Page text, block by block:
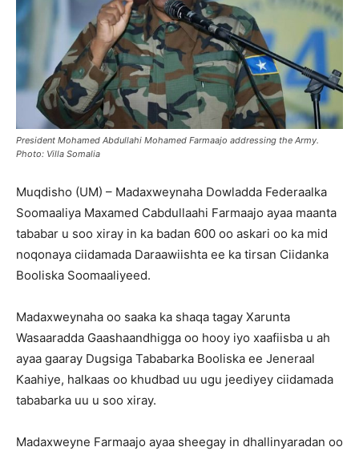
President Mohamed Abdullahi Mohamed Farmaajo addressing the Army.
Photo: Villa Somalia
Muqdisho (UM) – Madaxweynaha Dowladda Federaalka
Soomaaliya Maxamed Cabdullaahi Farmaajo ayaa maanta
tababar u soo xiray in ka badan 600 oo askari oo ka mid
noqonaya ciidamada Daraawiishta ee ka tirsan Ciidanka
Booliska Soomaaliyeed.
Madaxweynaha oo saaka ka shaqa tagay Xarunta
Wasaaradda Gaashaandhigga oo hooy iyo xaafiisba u ah
ayaa gaaray Dugsiga Tababarka Booliska ee Jeneraal
Kaahiye, halkaas oo khudbad uu ugu jeediyey ciidamada
tababarka uu u soo xiray.
Madaxweyne Farmaajo ayaa sheegay in dhallinyaradan oo